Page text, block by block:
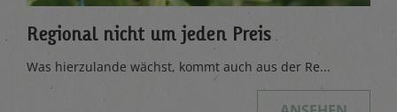
Regional nicht um jeden Preis
Was hierzulande wächst, kommt auch aus der Re...